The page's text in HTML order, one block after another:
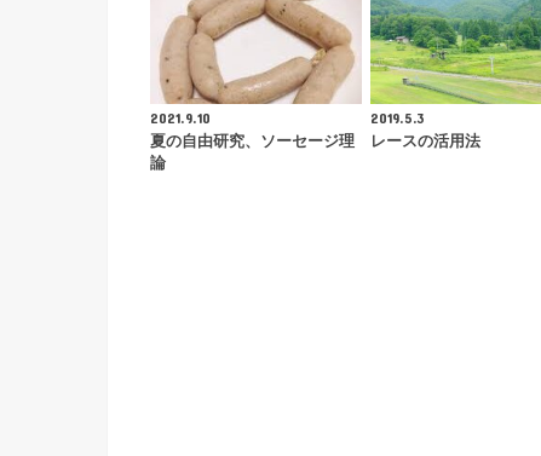
2021.9.10
夏の自由研究、ソーセージ理
論
2019.5.3
レースの活用法